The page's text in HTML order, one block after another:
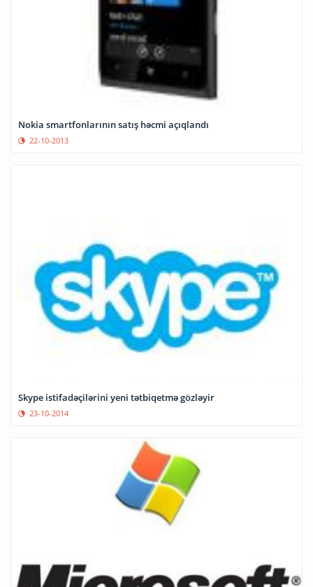
Nokia smartfonlarının satış həcmi açıqlandı
22-10-2013
Skype istifadəçilərini yeni tətbiqetmə gözləyir
23-10-2014